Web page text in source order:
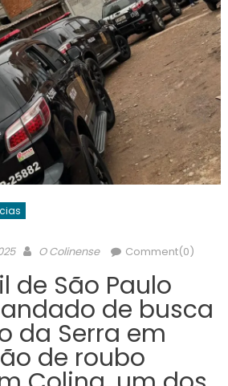
Author
O Colinense Comment(0)
de São Paulo
de busca
da Serra em
de roubo